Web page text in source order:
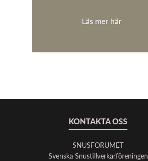
Läs mer här
KONTAKTA OSS
SNUSFORUMET
Svenska Snustillverkarföreningen